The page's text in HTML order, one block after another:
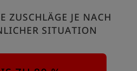
ZUSCHLÄGE JE NACH
SITUATION